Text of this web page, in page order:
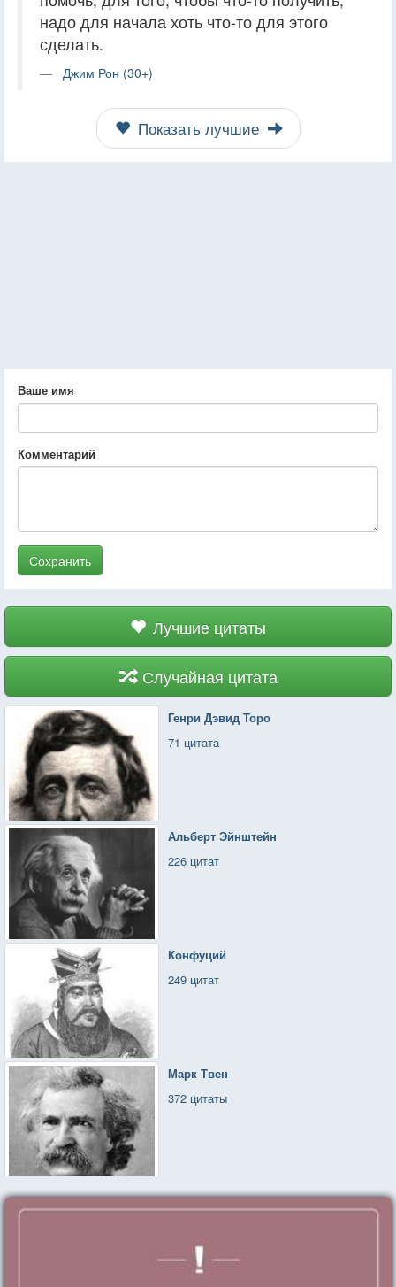
надо для начала хоть что-то для этого
сделать.
Джим Рон (30+)
Показать лучшие
Ваше имя
Комментарий
Сохранить
Лучшие цитаты
Случайная цитата
Генри Дэвид Торо
71 цитата
Альберт Эйнштейн
226 цитат
Конфуций
249 цитат
Марк Твен
372 цитаты